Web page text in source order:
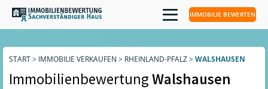
IMMOBILIE BEWERTEN
START> IMMOBILIE VERKAUFEN > RHEINLAND-PFALZ> WALSHAUSEN
ImmobilienbewertungWalshausen